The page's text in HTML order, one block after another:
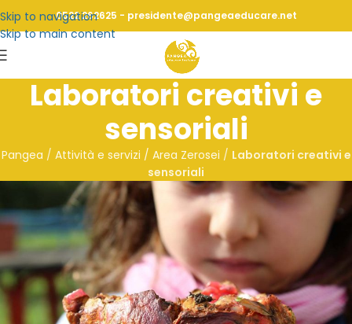
Skip to navigation
Skip to main content
0522 262625 - presidente@pangeaeducare.net
Laboratori creativi e
sensoriali
Pangea / Attività e servizi / Area Zerosei / Laboratori creativi e
sensoriali